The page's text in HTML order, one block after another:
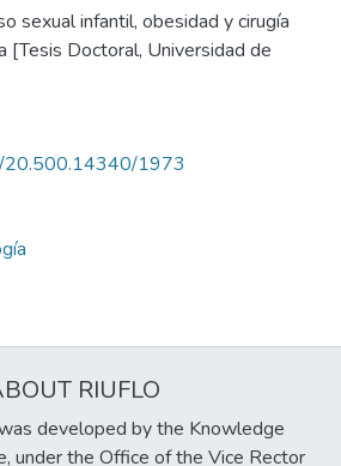
sexual infantil, obesidad y cirugía
[Tesis Doctoral, Universidad de
20.500.14340/1973
RIUFLO
developed by the Knowledge
under the Office of the Vice Rector